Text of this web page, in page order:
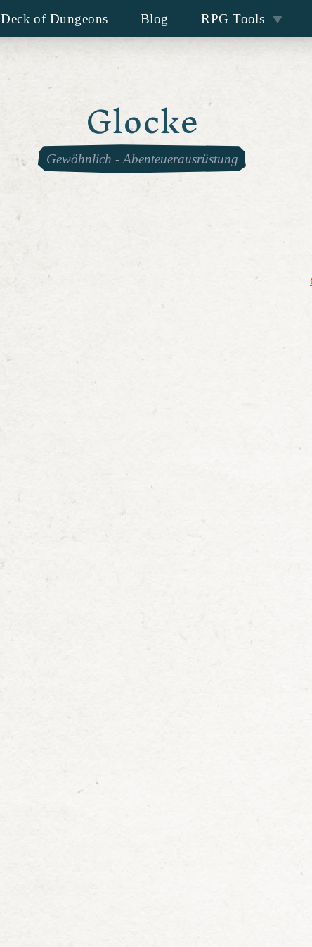
Deck of Dungeons Blog RPG Tools
Glocke
Gewöhnlich - Abenteuerausrüstung